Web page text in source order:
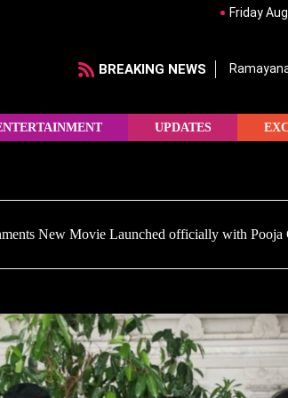
Friday
BREAKING NEWS
UPDATES
New Movie Launched officially with Pooja